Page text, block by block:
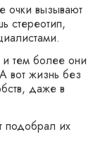
очки вызывают
стереотип,
тем более они
вот жизнь без
даже в
подобрал их